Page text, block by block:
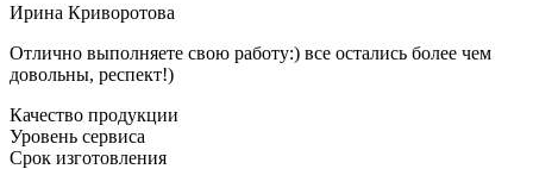
Ирина Криворотова
Отлично выполняете свою работу:) все остались более чем
довольны, респект!)
Качество продукции
Уровень сервиса
Срок изготовления